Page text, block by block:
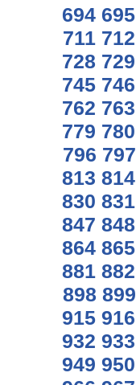
694 695
711 712
728 729
745 746
762 763
779 780
796 797
813 814
830 831
847 848
864 865
881 882
898 899
915 916
932 933
949 950